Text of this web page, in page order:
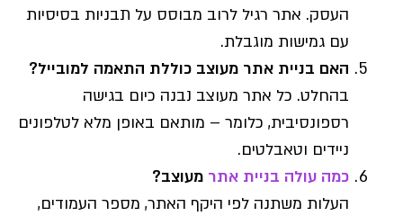
העסק. אתר רגיל לרוב מבוסס על תבניות בסיסיות
עם גמישות מוגבלת.
האם בניית אתר מעוצב כוללת התאמה למובייל?
בהחלט. כל אתר מעוצב נבנה כיום בגישה
רספונסיבית, כלומר – מותאם באופן מלא לטלפונים
ניידים וטאבלטים.
כמה עולה בניית אתר מעוצב?
העלות משתנה לפי היקף האתר, מספר העמודים,